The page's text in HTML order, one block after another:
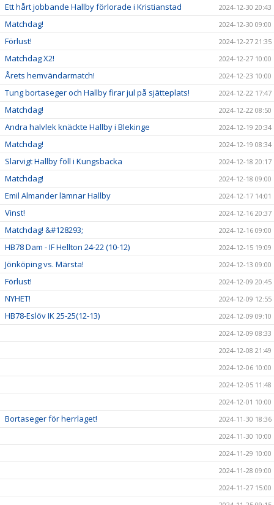
Ett hårt jobbande Hallby förlorade i Kristianstad 2024-12-30 20:43
Matchdag! 2024-12-30 09:00
Förlust! 2024-12-27 21:35
Matchdag X2! 2024-12-27 10:00
Årets hemvändarmatch! 2024-12-23 10:00
Tung bortaseger och Hallby firar jul på sjätteplats! 2024-12-22 17:47
Matchdag! 2024-12-22 08:50
Andra halvlek knäckte Hallby i Blekinge 2024-12-19 20:34
Matchdag! 2024-12-19 08:34
Slarvigt Hallby föll i Kungsbacka 2024-12-18 20:17
Matchdag! 2024-12-18 09:00
Emil Almander lämnar Hallby 2024-12-17 14:01
Vinst! 2024-12-16 20:37
Matchdag! &#128293; 2024-12-16 09:00
HB78 Dam - IF Hellton 24-22 (10-12) 2024-12-15 19:09
Jönköping vs. Märsta! 2024-12-13 09:00
Förlust! 2024-12-09 20:45
NYHET! 2024-12-09 12:55
HB78-Eslöv IK 25-25(12-13)
2024-12-09 09:10
2024-12-09 08:33
2024-12-08 21:49
2024-12-06 10:00
2024-12-05 11:48
2024-12-01 10:00
Bortaseger för herrlaget!
2024-11-30 18:36
2024-11-30 10:00
2024-11-29 10:00
2024-11-28 09:00
2024-11-27 15:00